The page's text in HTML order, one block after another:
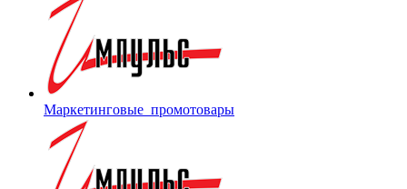
Маркетинговые_промотовары